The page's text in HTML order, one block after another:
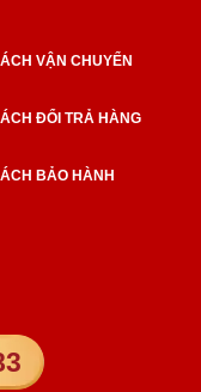
VẬN CHUYỂN
ĐỔI TRẢ HÀNG
BẢO HÀNH